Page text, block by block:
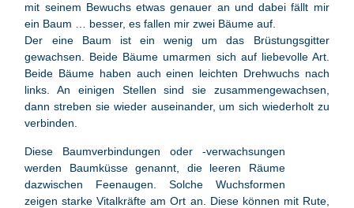
mit seinem Bewuchs etwas genauer an und dabei fällt mir
ein Baum … besser, es fallen mir zwei Bäume auf.
Der eine Baum ist ein wenig um das Brüstungsgitter
gewachsen. Beide Bäume umarmen sich auf liebevolle Art.
Beide Bäume haben auch einen leichten Drehwuchs nach
links. An einigen Stellen sind sie zusammengewachsen,
dann streben sie wieder auseinander, um sich wiederholt zu
verbinden.
Diese Baumverbindungen oder -verwachsungen
werden Baumküsse genannt, die leeren Räume
dazwischen Feenaugen. Solche Wuchsformen
zeigen starke Vitalkräfte am Ort an. Diese können mit Rute,